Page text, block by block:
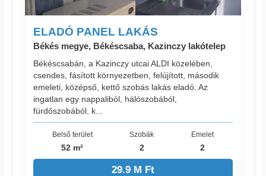
ELADÓ PANEL LAKÁS
Békés megye, Békéscsaba, Kazinczy lakótelep
Békéscsabán, a Kazinczy utcai ALDI közelében,
csendes, fásított környezetben, felújított, második
emeleti, középső, kettő szobás lakás eladó. Az
ingatlan egy nappaliból, hálószobából,
fürdőszobából, k...
Belső terület
52 m²
Szobák
2
Emelet
2
29.9 M Ft